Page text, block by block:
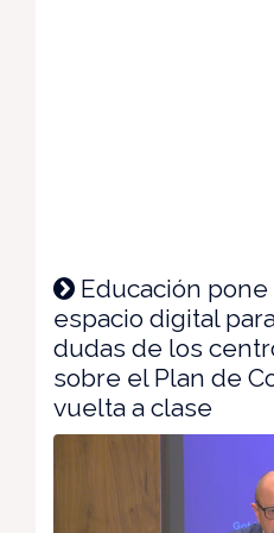
Educación
espacio digital
dudas de los
sobre el Plan de
vuelta a clase